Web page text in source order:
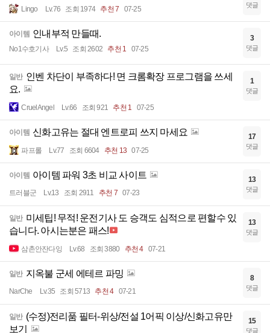
Lingo Lv.76 조회 1974 추천 7 07-25 댓글
아이템 인내부적 만들때.
No1수호기사 Lv.5 조회 2602 추천 1 07-25
3
댓글
일반 인벤 차단이 부족하다! 면 크롬확장 프로그램을 쓰세
요.
CruelAngel Lv.66 조회 921 추천 1 07-25
1
댓글
아이템 신화고유는 절대 엔트로피 쓰지 마세요
파프롤 Lv.77 조회 6604 추천 13 07-25
17
댓글
아이템 아이템 파워 3초 비교 사이트
트러블군 Lv.13 조회 2911 추천 7 07-23
13
댓글
일반 미세팁! 무적! 운전기사 도 승객도 심적으로 편할수 있
습니다. 아시는분은 패스!
삼촌안잔다잉 Lv.68 조회 3880 추천 4 07-21
13
댓글
일반 지옥불 군세 에테르 파밍
NarChe Lv.35 조회 5713 추천 4 07-21
8
댓글
일반 (수정)전리품 필터-위상/전설 1어픽 이상/신화고유만
보기
15
댓글